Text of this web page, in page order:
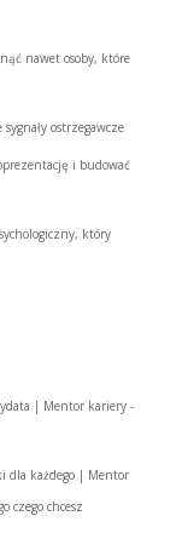
nawet osoby, które
ostrzegawcze
i budować
który
| Mentor kariery -
dla każdego | Mentor
czego chcesz